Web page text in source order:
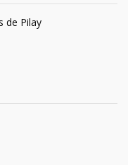
de Pilay